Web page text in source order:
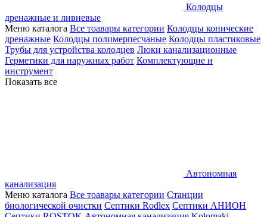
Колодцы
дренажные и ливневые
Меню каталога Все тоавары категории Колодцы конические
дренажные Колодцы полимерпесчаные Колодцы пластиковые
Трубы для устройства колодцев Люки канализационные
Герметики для наружных работ Комплектующие и
инструмент
Показать все
Автономная
канализация
Меню каталога Все тоавары категории Станции
биологической очистки Септики Rodlex Септики АНИОН